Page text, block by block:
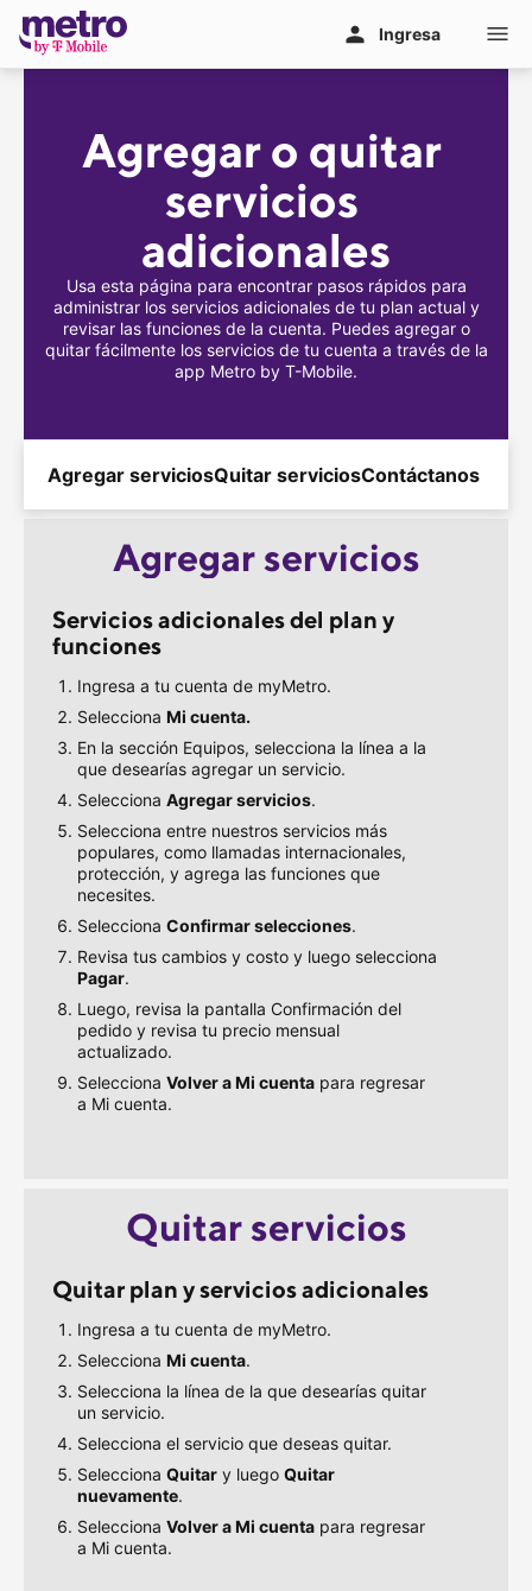
Ir al contenido principal
Ingresa
Agregar o quitar
servicios
adicionales
Usa esta página para encontrar pasos rápidos para
administrar los servicios adicionales de tu plan actual y
revisar las funciones de la cuenta. Puedes agregar o
quitar fácilmente los servicios de tu cuenta a través de la
app Metro by T-Mobile.
Agregar serviciosQuitar serviciosContáctanos
Agregar servicios
Servicios adicionales del plan y
funciones
Ingresa a tu cuenta de myMetro.
Selecciona Mi cuenta.
En la sección Equipos, selecciona la línea a la
que desearías agregar un servicio.
Selecciona Agregar servicios.
Selecciona entre nuestros servicios más
populares, como llamadas internacionales,
protección, y agrega las funciones que
necesites.
Selecciona Confirmar selecciones.
Revisa tus cambios y costo y luego selecciona
Pagar.
Luego, revisa la pantalla Confirmación del
pedido y revisa tu precio mensual
actualizado.
Selecciona Volver a Mi cuenta para regresar
a Mi cuenta.
Quitar servicios
Quitar plan y servicios adicionales
Ingresa a tu cuenta de myMetro.
Selecciona Mi cuenta.
Selecciona la línea de la que desearías quitar
un servicio.
Selecciona el servicio que deseas quitar.
Selecciona Quitar y luego Quitar
nuevamente.
Selecciona Volver a Mi cuenta para regresar
a Mi cuenta.